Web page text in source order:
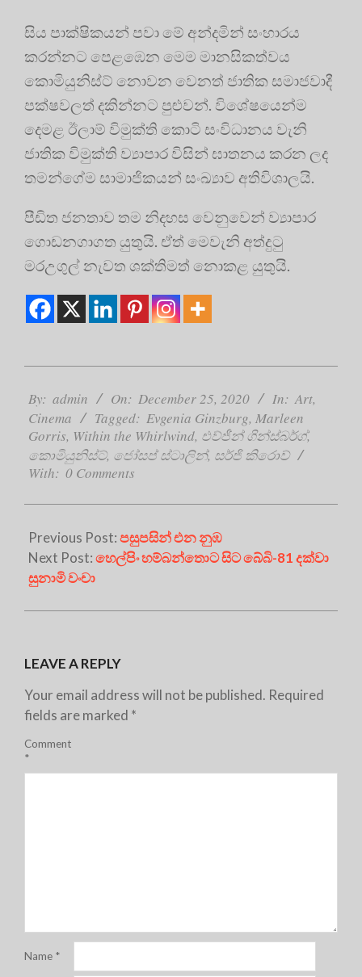
සිය පාක්ෂිකයන් පවා මේ අන්දමින් සංහාරය
කරන්නට පෙළඹෙන මෙම මානසිකත්වය
කොමියුනිස්ට් නොවන වෙනත් ජාතික සමාජවාදී
පක්ෂවලත් දකින්නට පුළුවන්. විශේෂයෙන්ම
දෙමළ ඊලාම් විමුක්ති කොටි සංවිධානය වැනි
ජාතික විමුක්ති ව්‍යාපාර විසින් ඝාතනය කරන ලද
තමන්ගේම සාමාජිකයන් සංඛ්‍යාව අතිවිශාලයි.
පීඩිත ජනතාව තම නිදහස වෙනුවෙන් ව්‍යාපාර
ගොඩනගාගත යුතුයි. ඒත් මෙවැනි අත්දුටු
මරඋගුල් නැවත ශක්තිමත් නොකළ යුතුයි.
12-
25
By: admin On: December 25, 2020 In: Art,
Cinema
Tagged: Evgenia Ginzburg, Marleen
Gorris, Within the Whirlwind, එව්ජීන් ගින්ස්බර්ග්,
කොමියුනිස්ට්, ජෝසප් ස්ටාලින්, සර්ජි කිරොව්
With: 0 Comments
Previous Post:පසුපසින් එන නුඹ
Next Post:හෙල්පිං හම්බන්තොට සිට බේබි-81 දක්වා
සුනාමි වංචා
LEAVE A REPLY
Your email address will not be published. Required
fields are marked *
Comment
*
Name *